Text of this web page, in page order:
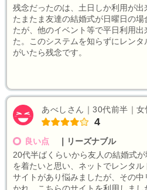
残念だったのは、土日しか利用が
たまたま友達の結婚式が日曜日の
たが、他のイベント等で平日利用
た。このシステムを知らずにレン
がいたら残念です。
あべしさん｜30代前半｜
4
良い点
リーズナブル
20代半ばくらいから友人の結婚式
を着たいと思い、ネットでレンタ
サイトがあり悩みましたが、その